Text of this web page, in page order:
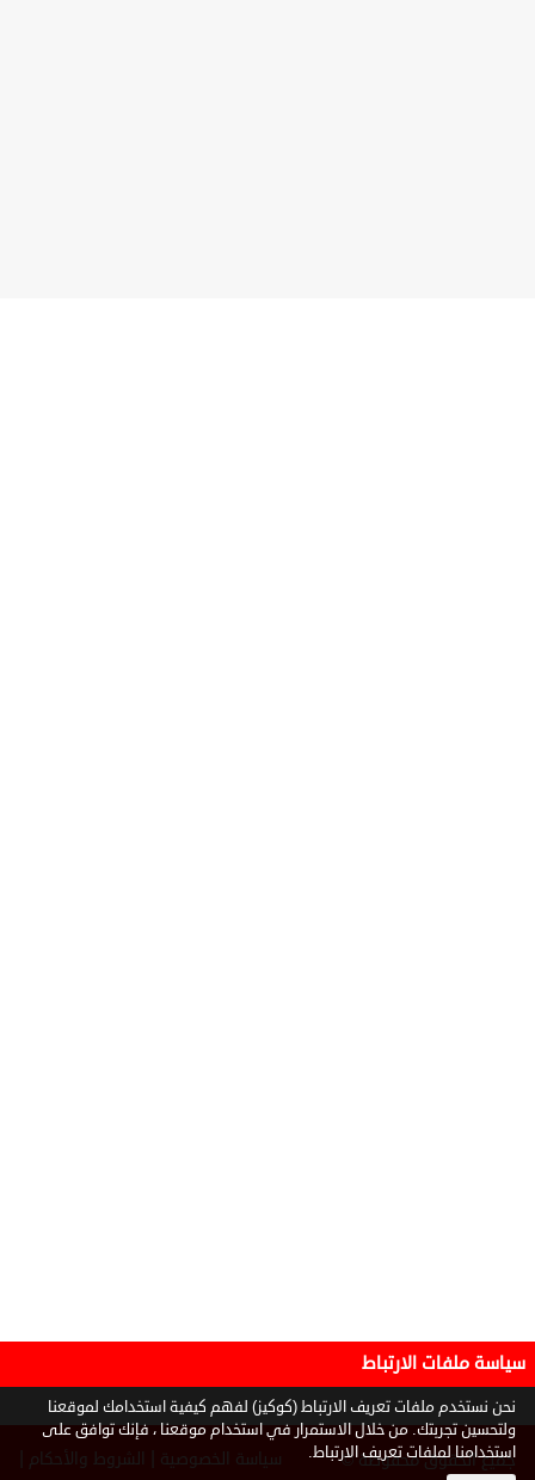
جميع الحقوق محفوظة ©
سياسة الخصوصية الشروط والأحكام
سياسة ملفات الارتباط
نحن نستخدم ملفات تعريف الارتباط (كوكيز) لفهم كيفية استخدامك لموقعنا
ولتحسين تجربتك. من خلال الاستمرار في استخدام موقعنا ، فإنك توافق على
استخدامنا لملفات تعريف الارتباط.